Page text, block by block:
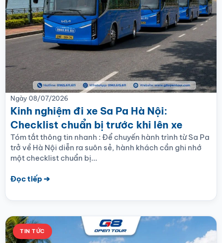
Ngày 08/07/2026
Kinh nghiệm đi xe Sa Pa Hà Nội:
Checklist chuẩn bị trước khi lên xe
Tóm tắt thông tin nhanh : Để chuyến hành trình từ Sa Pa
trở về Hà Nội diễn ra suôn sẻ, hành khách cần ghi nhớ
một checklist chuẩn bị...
Đọc tiếp ➔
TIN TỨC